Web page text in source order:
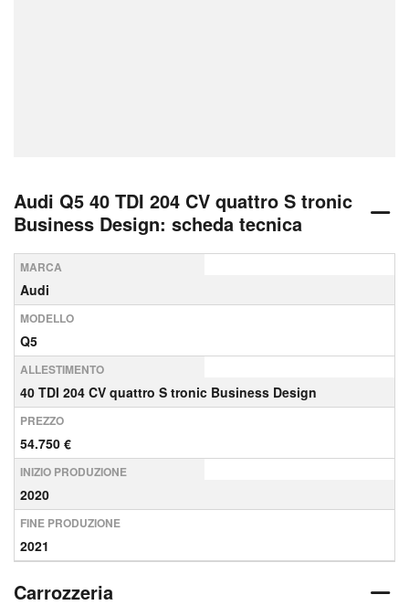
Audi Q5 40 TDI 204 CV quattro S tronic
Business Design: scheda tecnica
MARCA
Audi
MODELLO
Q5
ALLESTIMENTO
40 TDI 204 CV quattro S tronic Business Design
PREZZO
54.750 €
INIZIO PRODUZIONE
2020
FINE PRODUZIONE
2021
Carrozzeria